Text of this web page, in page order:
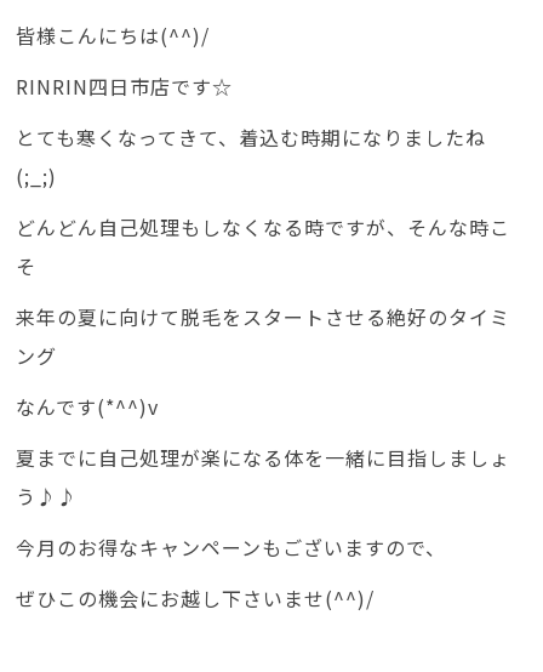
皆様こんにちは(^^)/
RINRIN四日市店です☆
とても寒くなってきて、着込む時期になりましたね
(;_;)
どんどん自己処理もしなくなる時ですが、そんな時こ
そ
来年の夏に向けて脱毛をスタートさせる絶好のタイミ
ング
なんです(*^^)v
夏までに自己処理が楽になる体を一緒に目指しましょ
う♪♪
今月のお得なキャンペーンもございますので、
ぜひこの機会にお越し下さいませ(^^)/